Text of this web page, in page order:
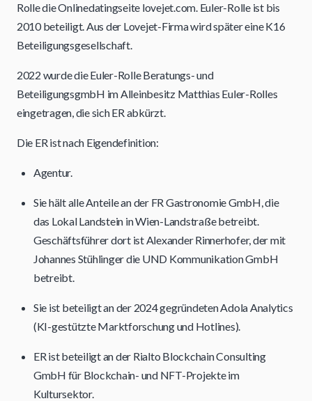
Rolle die Onlinedatingseite lovejet.com. Euler-Rolle ist bis
2010 beteiligt. Aus der Lovejet-Firma wird später eine K16
Beteiligungsgesellschaft.
2022 wurde die Euler-Rolle Beratungs- und
BeteiligungsgmbH im Alleinbesitz Matthias Euler-Rolles
eingetragen, die sich ER abkürzt.
Die ER ist nach Eigendefinition:
Agentur.
Sie hält alle Anteile an der FR Gastronomie GmbH, die
das Lokal Landstein in Wien-Landstraße betreibt.
Geschäftsführer dort ist Alexander Rinnerhofer, der mit
Johannes Stühlinger die UND Kommunikation GmbH
betreibt.
Sie ist beteiligt an der 2024 gegründeten Adola Analytics
(KI-gestützte Marktforschung und Hotlines).
ER ist beteiligt an der Rialto Blockchain Consulting
GmbH für Blockchain- und NFT-Projekte im
Kultursektor.